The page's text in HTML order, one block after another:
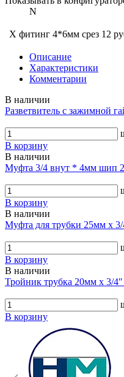
N
Х фитинг 4*6мм срез 12
Описание
Характеристики
Комментарии
В наличии
Разветвитель с зажимной
В корзину
В наличии
Муфта 3/4 внут * 4мм шип
В корзину
В наличии
Муфта для трубки 25мм х 3/
В корзину
В наличии
Тройник трубка 20мм х 3/4″
В корзину